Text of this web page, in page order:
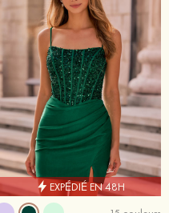
EXPÉDIÉ EN 48H